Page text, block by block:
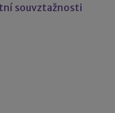
souvztažnosti